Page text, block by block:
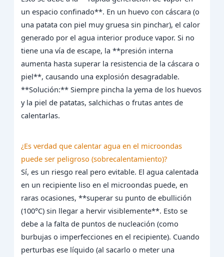
un espacio confinado**. En un huevo con cáscara (o
una patata con piel muy gruesa sin pinchar), el calor
generado por el agua interior produce vapor. Si no
tiene una vía de escape, la **presión interna
aumenta hasta superar la resistencia de la cáscara o
piel**, causando una explosión desagradable.
**Solución:** Siempre pincha la yema de los huevos
y la piel de patatas, salchichas o frutas antes de
calentarlas.
¿Es verdad que calentar agua en el microondas
puede ser peligroso (sobrecalentamiento)?
Sí, es un riesgo real pero evitable. El agua calentada
en un recipiente liso en el microondas puede, en
raras ocasiones, **superar su punto de ebullición
(100°C) sin llegar a hervir visiblemente**. Esto se
debe a la falta de puntos de nucleación (como
burbujas o imperfecciones en el recipiente). Cuando
perturbas ese líquido (al sacarlo o meter una